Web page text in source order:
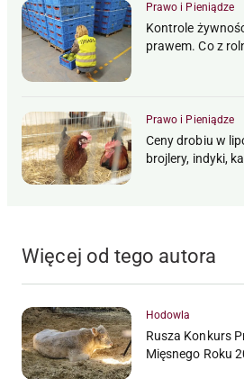
Prawo i Pieniądze
Kontrole
prawem. Co z
Prawo i Pieniądze
Ceny drobiu w
brojlery, indyki,
Więcej od tego autora
Hodowla
Rusza Konkurs
Mięsnego Roku